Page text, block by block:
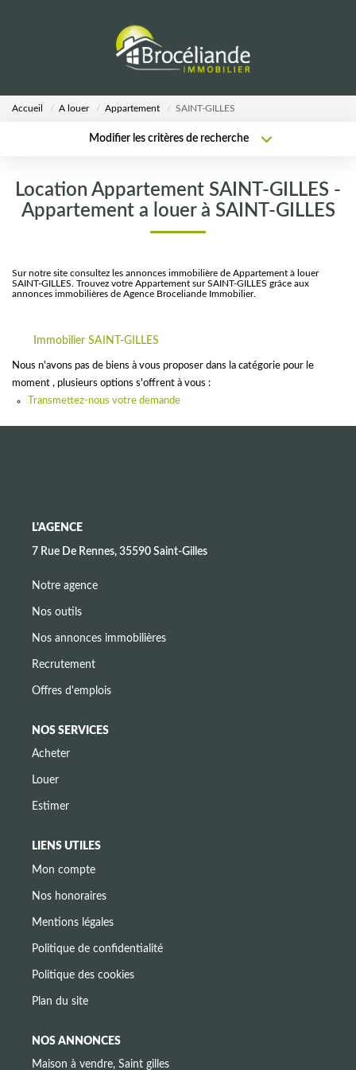
CONTACT
Accueil A louer Appartement SAINT-GILLES
Modifier les critères de recherche
Sélectionnez...
Type de bien
Surface min
Créer une alerte
Location Appartement SAINT-GILLES -
Appartement a louer à SAINT-GILLES
Sur notre site consultez les annonces immobilière de Appartement à louer
SAINT-GILLES. Trouvez votre Appartement sur SAINT-GILLES grâce aux
annonces immobilières de Agence Broceliande Immobilier.
Immobilier SAINT-GILLES
Nous n'avons pas de biens à vous proposer dans la catégorie pour le
moment , plusieurs options s'offrent à vous :
Transmettez-nous votre demande
L'AGENCE
7 Rue De Rennes, 35590 Saint-Gilles
Notre agence
Nos outils
Nos annonces immobilières
Recrutement
Offres d'emplois
NOS SERVICES
Acheter
Louer
Estimer
LIENS UTILES
Mon compte
Nos honoraires
Mentions légales
Politique de confidentialité
Politique des cookies
Plan du site
NOS ANNONCES
Maison à vendre, Saint gilles